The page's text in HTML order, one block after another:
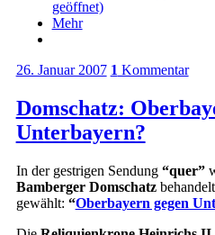
geöffnet)
Mehr
26. Januar 2007 1 Kommentar
Domschatz:
Unterbayern?
In der gestrigen Sendung “quer”
Bamberger Domschatz
gewählt: “Oberbayern gegen